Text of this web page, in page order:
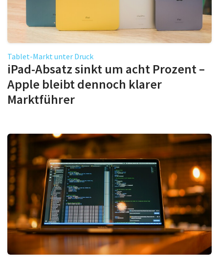
Tablet-Markt unter Druck
iPad-Absatz sinkt um acht Prozent –
Apple bleibt dennoch klarer
Marktführer